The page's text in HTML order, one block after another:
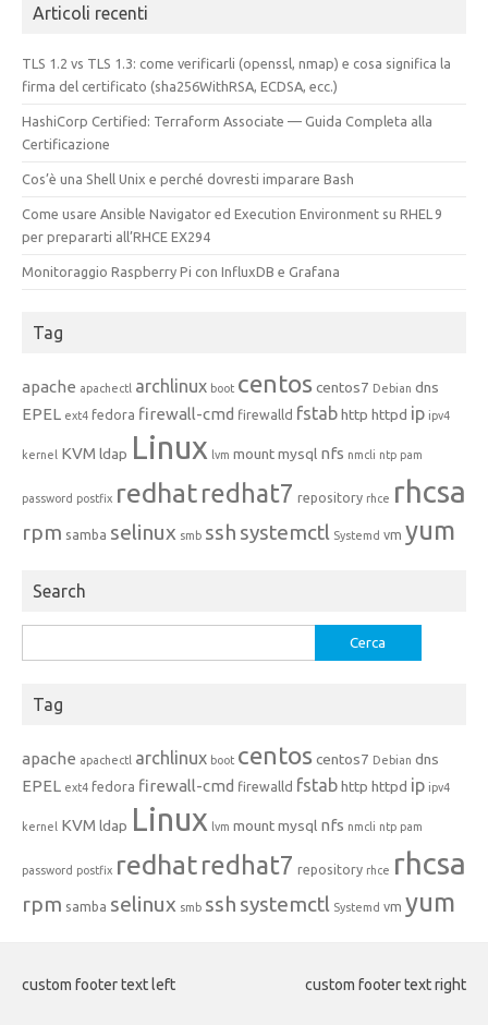
Articoli recenti
TLS 1.2 vs TLS 1.3: come verificarli (openssl, nmap) e cosa significa la
firma del certificato (sha256WithRSA, ECDSA, ecc.)
HashiCorp Certified: Terraform Associate — Guida Completa alla
Certificazione
Cos’è una Shell Unix e perché dovresti imparare Bash
Come usare Ansible Navigator ed Execution Environment su RHEL 9
per prepararti all’RHCE EX294
Monitoraggio Raspberry Pi con InfluxDB e Grafana
Tag
apache apachectl archlinux boot centoscentos7 Debian dns
EPEL ext4 fedora firewall-cmd firewalld fstabhttp httpd ip ipv4
kernel KVM ldap Linux lvm mountmysql nfs nmcli ntp pam
password postfix redhatredhat7 repository rhce rhcsa
rpm samba selinux smb ssh systemctl Systemd vm yum
Search
per:
Tag
apache apachectl archlinux boot centoscentos7 Debian dns
EPEL ext4 fedora firewall-cmd firewalld fstabhttp httpd ip ipv4
kernel KVM ldap Linux lvm mountmysql nfs nmcli ntp pam
password postfix redhatredhat7 repository rhce rhcsa
rpm samba selinux smb ssh systemctl Systemd vm yum
custom footer text left custom footer text right